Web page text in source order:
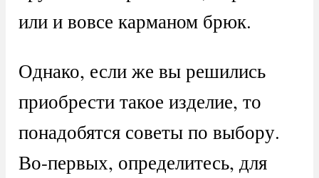
или и вовсе карманом брюк.
Однако, если же вы решились
приобрести такое изделие, то
понадобятся советы по выбору.
Во-первых, определитесь, для